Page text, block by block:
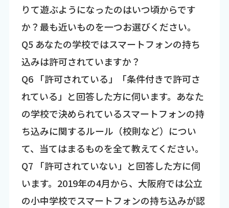
りて遊ぶようになったのはいつ頃からです
か？最も近いものを一つお選びください。
Q5 あなたの学校ではスマートフォンの持ち
込みは許可されていますか？
Q6 「許可されている」「条件付きで許可さ
れている」と回答した方に伺います。あなた
の学校で決められているスマートフォンの持
ち込みに関するルール（校則など）につい
て、当てはまるものを全て教えてください。
Q7 「許可されていない」と回答した方に伺
います。2019年の4月から、大阪府では公立
の小中学校でスマートフォンの持ち込みが認